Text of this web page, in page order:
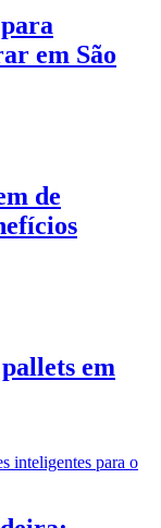
em São
de
em